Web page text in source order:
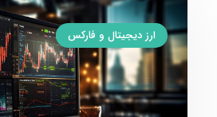
ارز دیجیتال و فارکس